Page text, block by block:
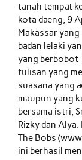
tanah tempat
kota daeng, 9
Makassar yang
badan lelaki
yang berbobot
tulisan yang
suasana yang
maupun yang
bersama istri,
Rizky dan
The Bobs
ini berhasil